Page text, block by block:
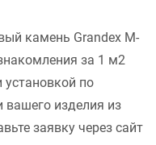
камень Grandex M-
за 1 м2
установкой по
вашего изделия из
заявку через сайт